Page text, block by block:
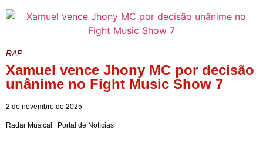
RAP
Xamuel vence Jhony MC por decisão
unânime no Fight Music Show 7
2 de novembro de 2025
Radar Musical | Portal de Notícias